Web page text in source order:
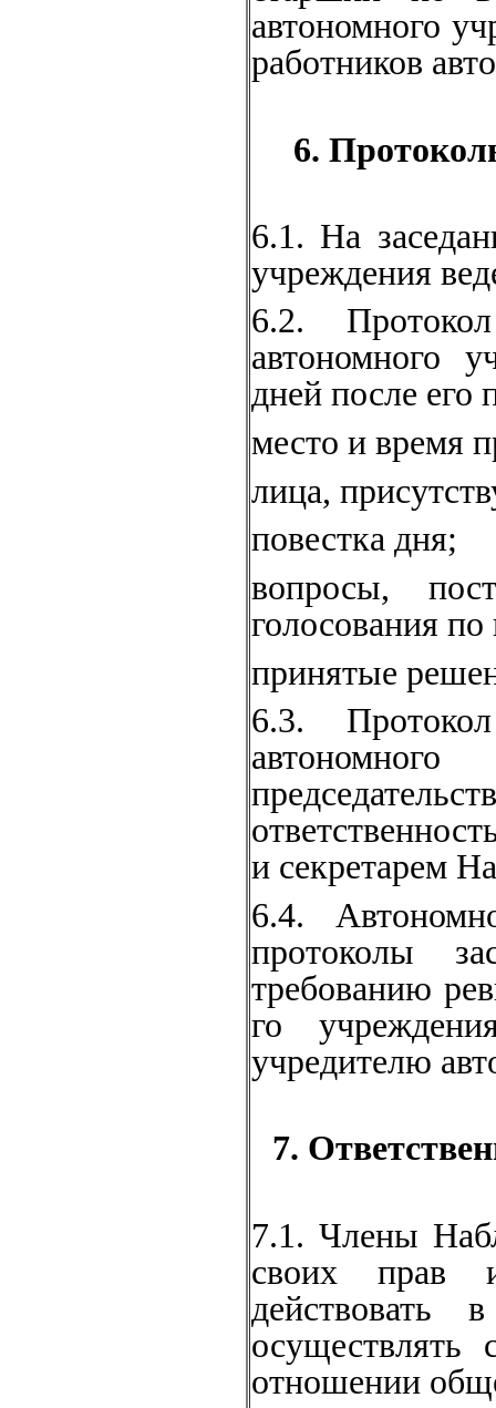
автономного
работников
6.
6.1. На
учреждения
6.2.
автономного
дней после его
место и время
лица,
повестка дня;
вопросы,
голосования
принятые
6.3.
и секретарем
6.4.
протоколы
требованию
го
учредителю
7.
7.1. Члены
своих прав
действовать
осуществлять
отношении